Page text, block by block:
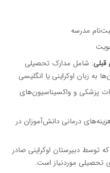
مدرسه
: شامل مدارک تحصیلی
زبان اوکراینی یا انگلیسی
پزشکی و واکسیناسیون‌های
درمانی دانش‌آموزان در
توسط دبیرستان اوکراینی صادر
تحصیلی موردنیاز است.